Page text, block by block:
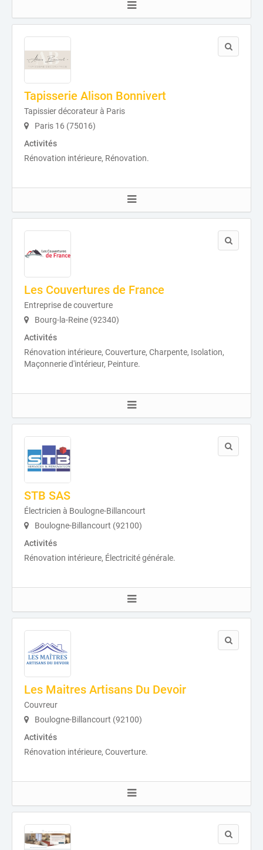
Tapisserie Alison Bonnivert
Tapissier décorateur à Paris
Paris 16 (75016)
Activités
Rénovation intérieure, Rénovation.
Les Couvertures de France
Entreprise de couverture
Bourg-la-Reine (92340)
Activités
Rénovation intérieure, Couverture, Charpente, Isolation,
Maçonnerie d'intérieur, Peinture.
STB SAS
Électricien à Boulogne-Billancourt
Boulogne-Billancourt (92100)
Activités
Rénovation intérieure, Électricité générale.
Les Maitres Artisans Du Devoir
Couvreur
Boulogne-Billancourt (92100)
Activités
Rénovation intérieure, Couverture.